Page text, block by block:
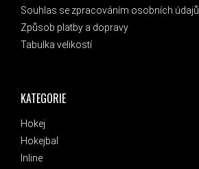
KATEGORIE
Hokej
Hokejbal
Inline
Souhlas se zpracováním osobních údajů
Způsob platby a dopravy
Tabulka velikostí